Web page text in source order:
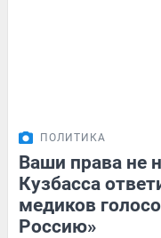
ПОЛИТИКА
Ваши права не
Кузбасса
медиков
Россию»